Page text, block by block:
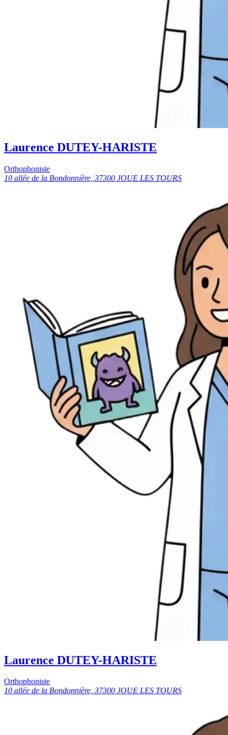
Laurence DUTEY-HARISTE
Orthophoniste
10 allée de la Bondonnière, 37300 JOUE LES TOURS
Laurence DUTEY-HARISTE
Orthophoniste
10 allée de la Bondonnière, 37300 JOUE LES TOURS